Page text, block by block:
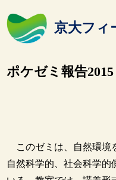
京大フィ
ポケゼミ報告2015
このゼミは、自然環境
自然科学的、社会科学的